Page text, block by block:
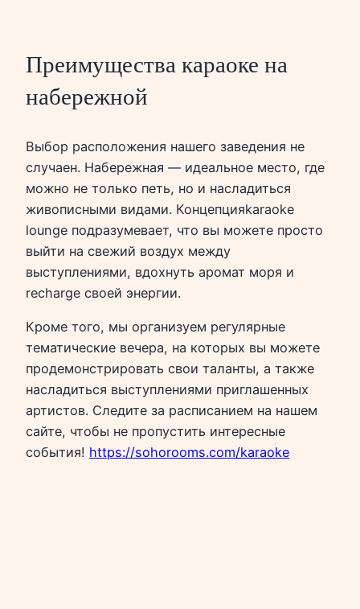
Преимущества караоке на
набережной
Выбор расположения нашего заведения не
случаен. Набережная — идеальное место, где
можно не только петь, но и насладиться
живописными видами. Концепцияkaraoke
lounge подразумевает, что вы можете просто
выйти на свежий воздух между
выступлениями, вдохнуть аромат моря и
recharge своей энергии.
Кроме того, мы организуем регулярные
тематические вечера, на которых вы можете
продемонстрировать свои таланты, а также
насладиться выступлениями приглашенных
артистов. Следите за расписанием на нашем
сайте, чтобы не пропустить интересные
события! https://sohorooms.com/karaoke